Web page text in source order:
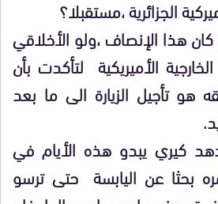
الجزائرية ،مستقبلا؟
هذا الإنصاف ،ولو الأخلاقي
الأميريكية لتأكدت بأن
هو تأجيل الزيارة الى ما بعد
كيري يبدو هذه الأيام في
بحثا عن اليابسة حتى ترسو